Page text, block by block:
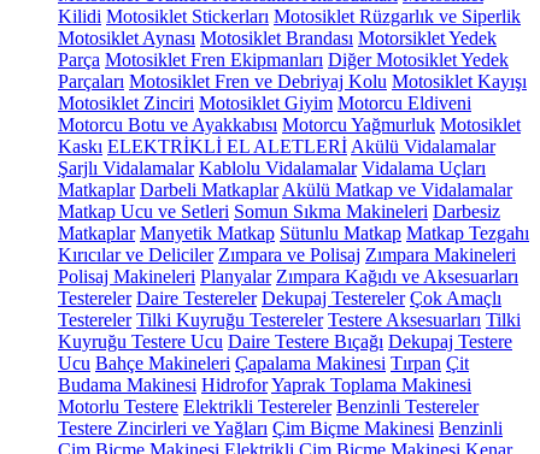
Kilidi Motosiklet Stickerları Motosiklet Rüzgarlık ve Siperlik
Motosiklet Aynası Motosiklet Brandası Motorsiklet Yedek
Parça Motosiklet Fren Ekipmanları Diğer Motosiklet Yedek
Parçaları Motosiklet Fren ve Debriyaj Kolu Motosiklet Kayışı
Motosiklet Zinciri Motosiklet Giyim Motorcu Eldiveni
Motorcu Botu ve Ayakkabısı Motorcu Yağmurluk Motosiklet
Kaskı ELEKTRİKLİ EL ALETLERİ Akülü Vidalamalar
Şarjlı Vidalamalar Kablolu Vidalamalar Vidalama Uçları
Matkaplar Darbeli Matkaplar Akülü Matkap ve Vidalamalar
Matkap Ucu ve Setleri Somun Sıkma Makineleri Darbesiz
Matkaplar Manyetik Matkap Sütunlu Matkap Matkap Tezgahı
Kırıcılar ve Deliciler Zımpara ve Polisaj Zımpara Makineleri
Polisaj Makineleri Planyalar Zımpara Kağıdı ve Aksesuarları
Testereler Daire Testereler Dekupaj Testereler Çok Amaçlı
Testereler Tilki Kuyruğu Testereler Testere Aksesuarları Tilki
Kuyruğu Testere Ucu Daire Testere Bıçağı Dekupaj Testere
Ucu Bahçe Makineleri Çapalama Makinesi Tırpan Çit
Budama Makinesi HidroforYaprak Toplama Makinesi
Motorlu Testere Elektrikli Testereler Benzinli Testereler
Testere Zincirleri ve Yağları Çim Biçme Makinesi Benzinli
Çim Biçme Makinesi Elektrikli Çim Biçme Makinesi Kenar